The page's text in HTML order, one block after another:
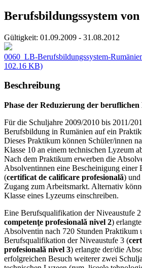
Berufsbildungssystem von
Gültigkeit: 01.09.2009 - 31.08.2012
0060_LB-Berufsbildungssystem-
102.16 KB)
Beschreibung
Phase der Reduzierung der
Für die Schuljahre 2009/2010 bis 2011/
Berufsbildung in Rumänien auf ein
Dieses Praktikum können Schüler/innen
Klasse 10 an einem technischen Lyzeum
Nach dem Praktikum erwerben die
Absolventinnen eine Bescheinigung einer
(certificat de calificare profesională) und
Zugang zum Arbeitsmarkt. Alternativ
Klasse eines Lyzeums einschreiben.
Eine Berufsqualifikation der Niveaustufe
competenţe profesională nivel 2)
Absolventin nach 720 Stunden Praktikum
Berufsqualifikation der Niveaustufe 3 (
profesională nivel 3) erlangte der/die
erfolgreichen Besuch weiterer zwei